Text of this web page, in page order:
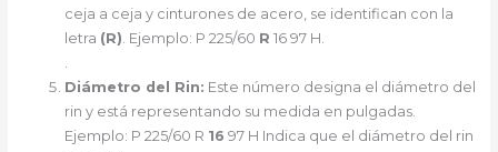
ceja a ceja y cinturones de acero, se identifican con la
letra (R). Ejemplo: P 225/60 R 16 97 H.
.
Diámetro del Rin: Este número designa el diámetro del
rin y está representando su medida en pulgadas.
Ejemplo: P 225/60 R 16 97 H Indica que el diámetro del rin